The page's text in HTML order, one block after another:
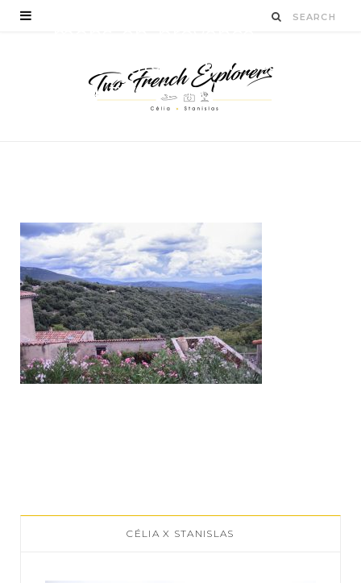
village-grasse-cannes-
blog-two-french-
explorers-9
CÉLIA X STANISLAS